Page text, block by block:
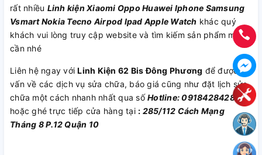
rất nhiều Linh kiện Xiaomi Oppo Huawei Iphone Samsung
Vsmart Nokia Tecno Airpod Ipad Apple Watch khác quý
khách vui lòng truy cập website và tìm kiếm sản phẩm mình
cần nhé
Liên hệ ngay vớiLinh Kiện 62 Bis Đông Phương để được tư
vấn về các dịch vụ sửa chữa, báo giá cũng như đặt lịch sửa
chữa một cách nhanh nhất qua sốHotline: 0918428428
hoặc ghé trực tiếp cửa hàng tại : 285/112 Cách Mạng
Tháng 8 P.12 Quận 10